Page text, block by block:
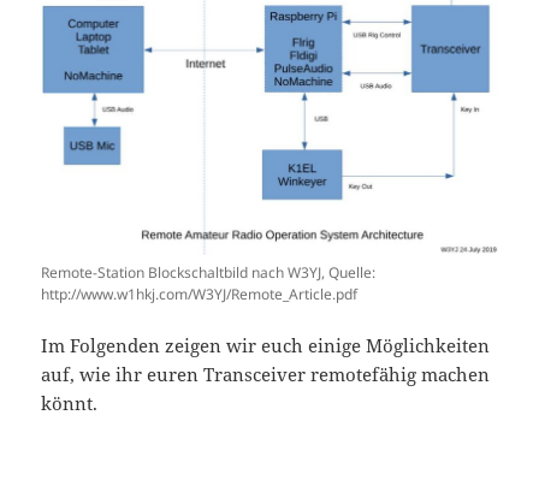
Remote-Station Blockschaltbild nach W3YJ, Quelle:
http://www.w1hkj.com/W3YJ/Remote_Article.pdf
Im Folgenden zeigen wir euch einige Möglichkeiten
auf, wie ihr euren Transceiver remotefähig machen
könnt.